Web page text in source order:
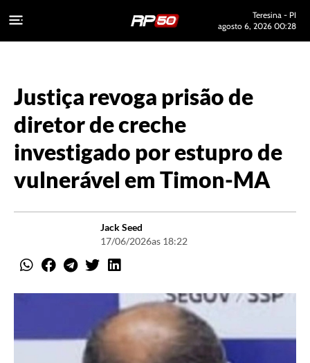
Teresina - PI
agosto 6, 2026 00:28
Justiça revoga prisão de
diretor de creche
investigado por estupro de
vulnerável em Timon-MA
Jack Seed
17/06/2026as 18:22